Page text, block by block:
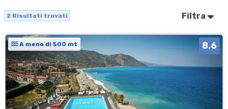
2 Risultati trovati Filtra
A meno di 500 mt 8.6